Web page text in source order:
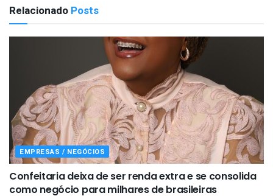
Relacionado Posts
EMPRESAS / NEGÓCIOS
Confeitaria deixa de ser renda extra e se consolida
como negócio para milhares de brasileiras